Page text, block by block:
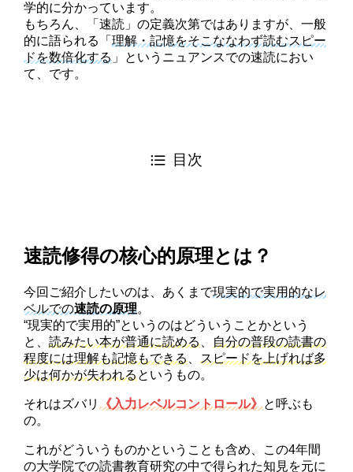
学的に分かっています。
もちろん、「速読」の定義次第ではありますが、一般
的に語られる「理解・記憶をそこななわず読むスピー
ドを数倍化する 」というニュアンスでの速読におい
て、です。
目次
速読修得の核心的原理とは？
今回ご紹介したいのは、あくまで現実的で実用的なレ
ベルでの速読の原理。
“現実的で実用的”というのはどういうことかという
と、読みたい本が普通に読める 、自分の普段の読書の
程度には理解も記憶もできる
スピードを上げれば多
少は何かが失われるというもの。
それはズバリ 《入力レベルコントロール》と呼ぶも
の。
これがどういうものかということも含め、この4年間
の大学院での読書教育研究の中で得られた知見を元に